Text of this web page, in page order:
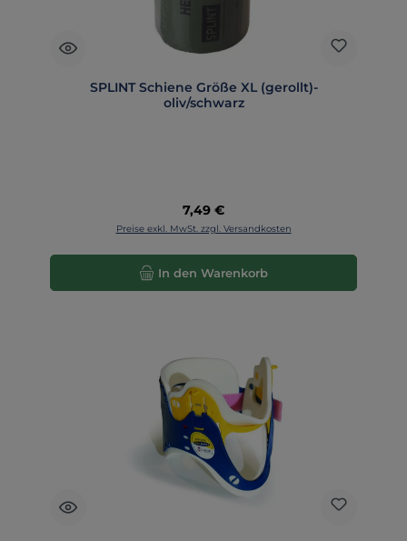
SPLINT Schiene Größe XL (gerollt)-
oliv/schwarz
Regulärer Preis:
7,49 €
Preise exkl. MwSt. zzgl. Versandkosten
In den Warenkorb